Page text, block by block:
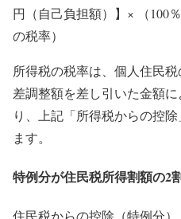
円（自己負担額）】× （100
の税率）
所得税の税率は、個人住民
差調整額を差し引いた金額
り、上記「所得税からの控
ます。
特例分が住民税所得割額の2
住民税からの控除（特例分